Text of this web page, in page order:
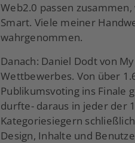
Web2.0 passen
Smart. Viele meiner
wahrgenommen.
Danach: Daniel Dodt von
Wettbewerbes. Von über
Publikumsvoting ins Finale
durfte- daraus in jeder der
Kategoriesiegern
Design, Inhalte und